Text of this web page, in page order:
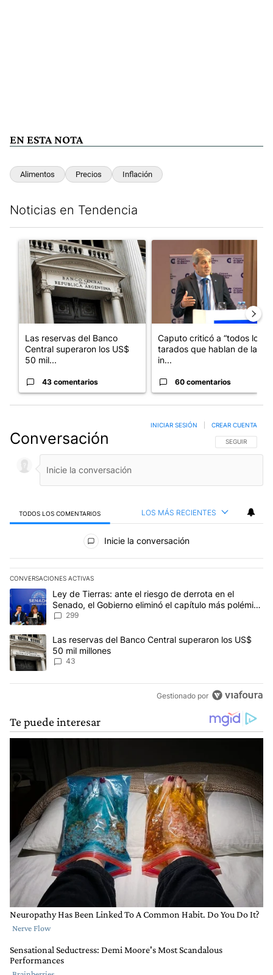
EN ESTA NOTA
Alimentos Precios Inflación
Noticias en Tendencia
Un artículo de tendencia con el título "Las reservas del Banco
Las reservas del Banco
Central superaron los US$
50 mil...
43 comentarios
Caputo criticó a “todos los
tarados que hablan de la
in...
60 comentarios
Conversación SIGA ESTA
SEGUIR
INICIAR SESIÓN CREAR CUENTA
TODOS LOS COMENTARIOS LOS MÁS RECIENTES
Todos los comentarios
Inicie la conversación
CONVERSACIONES ACTIVAS
Este listado muestra los artículos con más comentarios en los
Un artículo de tendencia con el título "Ley de Tierras: ante el
Ley de Tierras: ante el riesgo de derrota en el
Senado, el Gobierno eliminó el capítulo más polémico
del proyecto
299
Un artículo de tendencia con el título "Las reservas del Banco
Las reservas del Banco Central superaron los US$
50 mil millones
43
Gestionado por